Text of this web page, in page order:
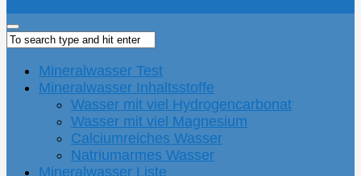
Mineralwasser Test
Mineralwasser Inhaltsstoffe
Wasser mit viel Hydrogencarbonat
Wasser mit viel Magnesium
Calciumreiches Wasser
Natriumarmes Wasser
Mineralwasser Liste